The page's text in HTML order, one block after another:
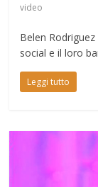
video
Belen
social e il loro
Leggi tutto